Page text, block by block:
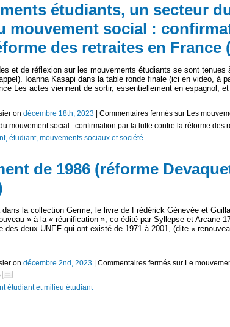
étudiants, un secteur
mouvement social :
des retraites en France
et de réflexion sur les mouvements étudiants se sont
Ioanna Kasapi dans la table ronde finale (ici en video, à
Les actes viennent de sortir, essentiellement en espagnol,
on décembre 18th, 2023 Commentaires fermés sur Les
mouvement social : confirmation par la lutte contre la réforme des
étudiant, mouvements sociaux et société
de 1986 (réforme
la collection Germe, le livre de Frédérick Génevée et
» à la « réunification », co-édité par Syllepse et Arcane
des deux UNEF qui ont existé de 1971 à 2001, (dite «
on décembre 2nd, 2023 Commentaires fermés sur Le
étudiant et milieu étudiant